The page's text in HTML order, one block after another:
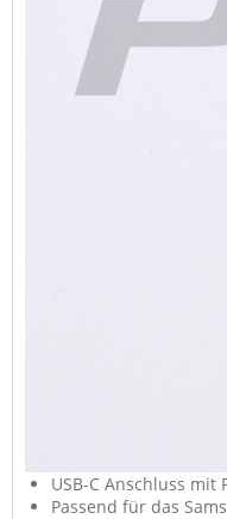
USB-C Anschluss
Passend für das